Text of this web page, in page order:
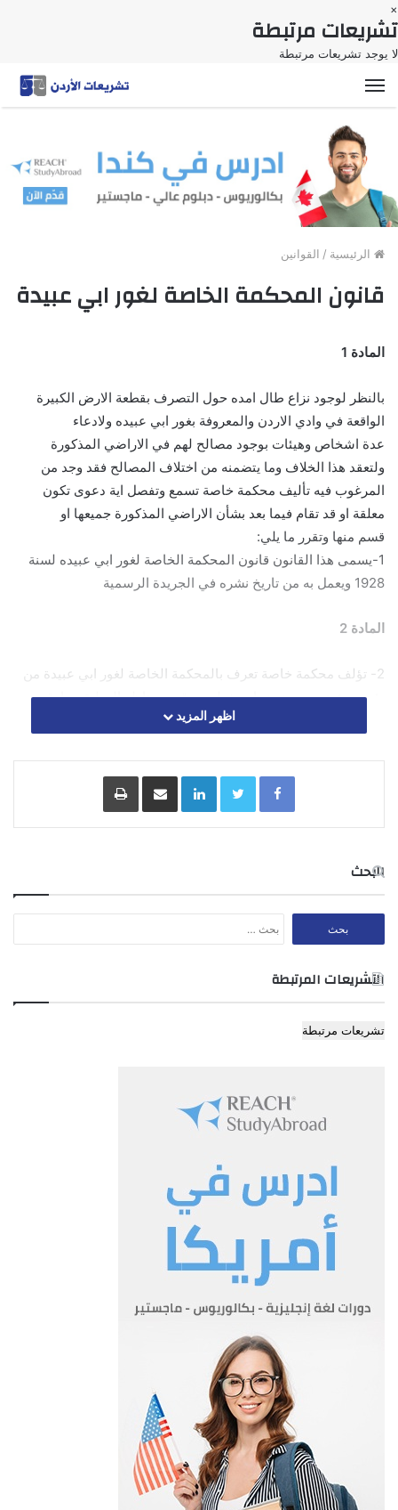
×
تشريعات مرتبطة
لا يوجد تشريعات مرتبطة
القائمة
الرئيسية / القوانين
قانون المحكمة الخاصة لغور ابي عبيدة
المادة 1
بالنظر لوجود نزاع طال امده حول التصرف بقطعة الارض الكبيرة
الواقعة في وادي الاردن والمعروفة بغور ابي عبيده ولادعاء
عدة اشخاص وهيئات بوجود مصالح لهم في الاراضي المذكورة
ولتعقد هذا الخلاف وما يتضمنه من اختلاف المصالح فقد وجد من
المرغوب فيه تأليف محكمة خاصة تسمع وتفصل اية دعوى تكون
معلقة او قد تقام فيما بعد بشأن الاراضي المذكورة جميعها او
قسم منها وتقرر ما يلي:
1-يسمى هذا القانون قانون المحكمة الخاصة لغور ابي عبيده لسنة
1928 ويعمل به من تاريخ نشره في الجريدة الرسمية
المادة 2
2- تؤلف محكمة خاصة تعرف بالمحكمة الخاصة لغور ابي عبيدة من
رئيس وعضوين يعينون بامر خطي موقع من ناظر العدلية يصادق
المادة 3
3- اية دعوى بشأن اراضي غور ابي عبيدة قد تكون معلقة عند العمل
هذا القانون بأمر خطي موقع من ناظر العدلية
المادة 4
وجنوبا اراضي الكبد وشرقا جبال السلط وجبل عجلون وغربا نهر
5- للمحكمة الخاصة الصلاحية بان تسمع وتفصل اية دعوى قد احيلت
عليها بمقتضى المادة الثالثة من هذا القانون وتكون احكامها
مبرمة ويجوز تنفيذها بنفس الطريقة التي تنفذ بها الاحكام الصادرة
6- على المحكمة الخاصة ان تطبق القوانين المرعية الاجراء عند وضع
هذا القانون وتتبع الاصول المدرجة في قانون المحاكمات
الحقوقية المعدلة ويجوز للمحكمة الخاصة ان تستعمل الصلاحيات
المعطاة للمحاكم النظامية بمقتضى قانون المحاكمات الحقوقية
المذكور جميعها او بعضها
اظهر المزيد
Facebook
Twitter
LinkedInمشاركة عبر البريد طباعة
البحث
عن:
التشريعات المرتبطة
تشريعات مرتبطة